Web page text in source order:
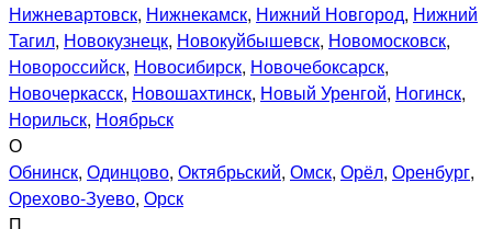
Нижневартовск, Нижнекамск, Нижний Новгород, Нижний
Тагил, Новокузнецк, Новокуйбышевск, Новомосковск,
Новороссийск, Новосибирск, Новочебоксарск,
Новочеркасск, Новошахтинск, Новый Уренгой, Ногинск,
Норильск, Ноябрьск
О
Обнинск, Одинцово, Октябрьский, Омск, Орёл, Оренбург,
Орехово-Зуево, Орск